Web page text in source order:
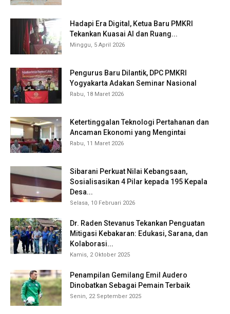
Hadapi Era Digital, Ketua Baru PMKRI
Tekankan Kuasai AI dan Ruang...
Minggu, 5 April 2026
Pengurus Baru Dilantik, DPC PMKRI
Yogyakarta Adakan Seminar Nasional
Rabu, 18 Maret 2026
Ketertinggalan Teknologi Pertahanan dan
Ancaman Ekonomi yang Mengintai
Rabu, 11 Maret 2026
Sibarani Perkuat Nilai Kebangsaan,
Sosialisasikan 4 Pilar kepada 195 Kepala
Desa...
Selasa, 10 Februari 2026
Dr. Raden Stevanus Tekankan Penguatan
Mitigasi Kebakaran: Edukasi, Sarana, dan
Kolaborasi...
Kamis, 2 Oktober 2025
Penampilan Gemilang Emil Audero
Dinobatkan Sebagai Pemain Terbaik
Senin, 22 September 2025